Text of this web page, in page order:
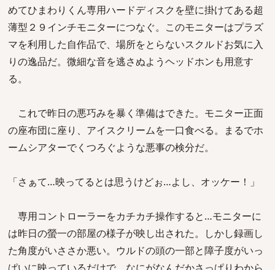
めてひまわりくん専用ハードディスクを壁に掛けてある超
薄型２９インチモニターにつなぐ。このモニターはプラズ
マを利用した自作品で、場所をとらないスクルドお気に入
りの逸品だ。微細な音を逃さぬようヘッドホンも用意す
る。
これで昨日の悪巧みを暴く準備はできた。モニター正面
の座布団に座り、アイスクリームを一口食べる。まるでホ
ームシアターでくつろぐような悪事の検分だ。
「さぁて…映ってるとは思うけどぉ…よし、オッケー！」
専用コントローラーをカチカチ操作すると…モニターに
は昨日の螢一の部屋の様子が映し出された。しかし録画し
た角度がいささか悪い。ウルドの頭の一部と障子度がいっ